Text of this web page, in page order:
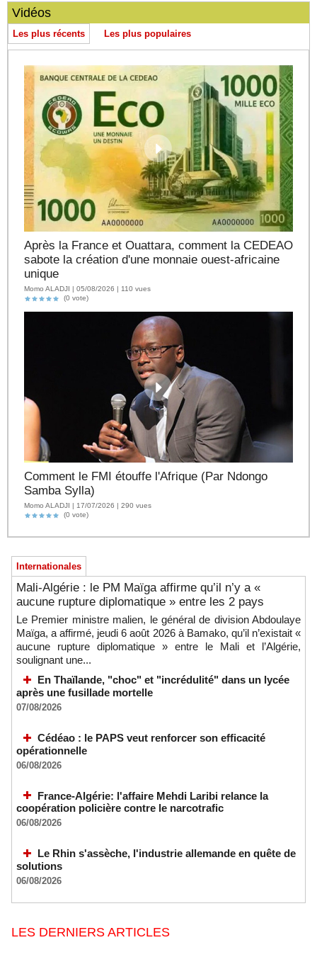
Vidéos
Les plus récents Les plus populaires
Après la France et Ouattara, comment la CEDEAO
sabote la création d'une monnaie ouest-africaine
unique
Momo ALADJI | 05/08/2026 | 110 vues
(0 vote)
Comment le FMI étouffe l'Afrique (Par Ndongo
Samba Sylla)
Momo ALADJI | 17/07/2026 | 290 vues
(0 vote)
Internationales
Mali-Algérie : le PM Maïga affirme qu’il n’y a «
aucune rupture diplomatique » entre les 2 pays
Le Premier ministre malien, le général de division Abdoulaye
Maïga, a affirmé, jeudi 6 août 2026 à Bamako, qu’il n’existait «
aucune rupture diplomatique » entre le Mali et l’Algérie,
soulignant une...
En Thaïlande, "choc" et "incrédulité" dans un lycée
après une fusillade mortelle
07/08/2026
Cédéao : le PAPS veut renforcer son efficacité
opérationnelle
06/08/2026
France-Algérie: l'affaire Mehdi Laribi relance la
coopération policière contre le narcotrafic
06/08/2026
Le Rhin s'assèche, l'industrie allemande en quête de
solutions
06/08/2026
LES DERNIERS ARTICLES